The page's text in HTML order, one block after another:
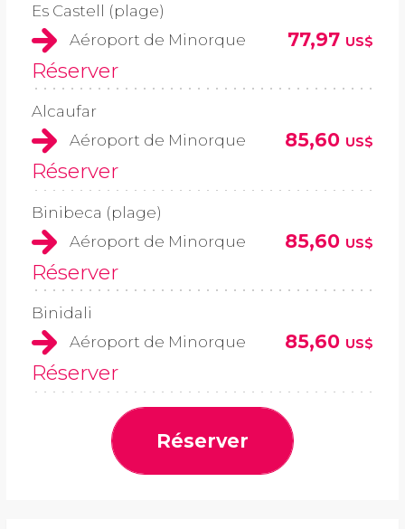
Es Castell (plage)
Aéroport de Minorque
77,97 US$
Réserver
Alcaufar
Aéroport de Minorque
85,60 US$
Réserver
Binibeca (plage)
Aéroport de Minorque
85,60 US$
Réserver
Binidali
Aéroport de Minorque
85,60 US$
Réserver
Réserver